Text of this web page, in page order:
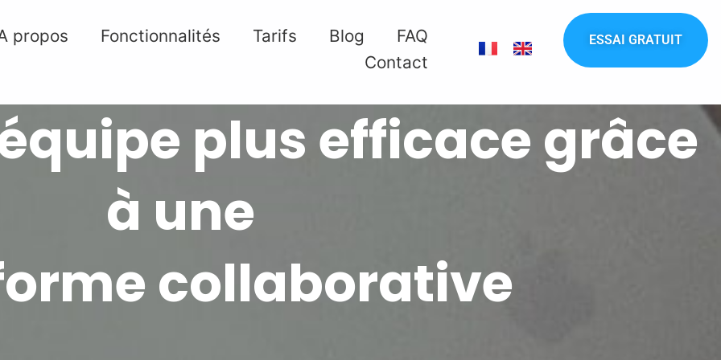
propos Fonctionnalités Tarifs Blog
FAQ
Contact
ESSAI GRATUIT
plus efficace grâce
à une
collaborative